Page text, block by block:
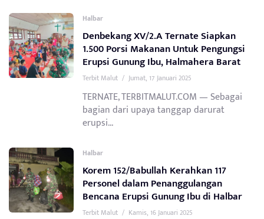
Halbar
Denbekang XV/2.A Ternate Siapkan
1.500 Porsi Makanan Untuk Pengungsi
Erupsi Gunung Ibu, Halmahera Barat
Terbit Malut / Jumat, 17 Januari 2025
TERNATE, TERBITMALUT.COM — Sebagai
bagian dari upaya tanggap darurat
erupsi...
Halbar
Korem 152/Babullah Kerahkan 117
Personel dalam Penanggulangan
Bencana Erupsi Gunung Ibu di Halbar
Terbit Malut / Kamis, 16 Januari 2025